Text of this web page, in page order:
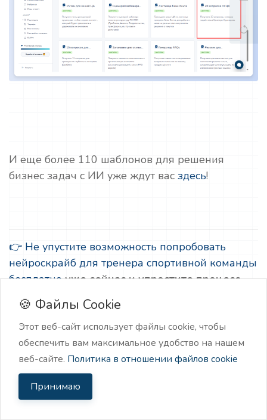
И еще более 110 шаблонов для решения
бизнес задач с ИИ уже ждут вас здесь!
👉 Не упустите возможность попробовать
нейроскрайб для тренера спортивной команды
бесплатноуже сейчас и упростите процесс
создания контент-планов!
🍪 Файлы Cookie
Этот веб-сайт использует файлы cookie, чтобы
обеспечить вам максимальное удобство на нашем
веб-сайте. Политика в отношении файлов cookie
Принимаю